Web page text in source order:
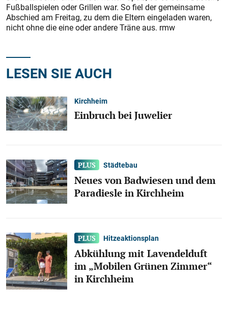
Fußballspielen oder Grillen war. So fiel der gemeinsame
Abschied am Freitag, zu dem die Eltern eingeladen waren,
nicht ohne die eine oder andere Träne aus. rmw
LESEN SIE AUCH
Kirchheim
Einbruch bei Juwelier
Städtebau
Neues von Badwiesen und dem
Paradiesle in Kirchheim
Hitzeaktionsplan
Abkühlung mit Lavendelduft
im „Mobilen Grünen Zimmer“
in Kirchheim